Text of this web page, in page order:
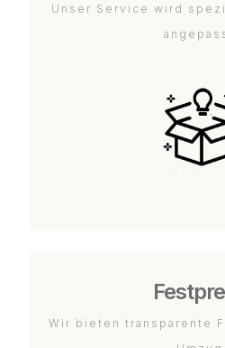
Unser Service wird
Wir bieten transparente